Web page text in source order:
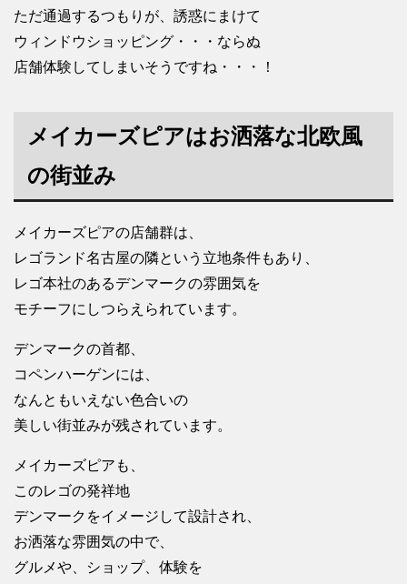
ただ通過するつもりが、誘惑にまけて
ウィンドウショッピング・・・ならぬ
店舗体験してしまいそうですね・・・！
メイカーズピアはお洒落な北欧風
の街並み
メイカーズピアの店舗群は、
レゴランド名古屋の隣という立地条件もあり、
レゴ本社のあるデンマークの雰囲気を
モチーフにしつらえられています。
デンマークの首都、
コペンハーゲンには、
なんともいえない色合いの
美しい街並みが残されています。
メイカーズピアも、
このレゴの発祥地
デンマークをイメージして設計され、
お洒落な雰囲気の中で、
グルメや、ショップ、体験を